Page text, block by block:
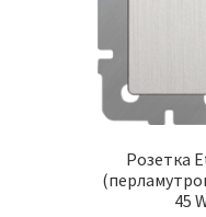
Розетка
45